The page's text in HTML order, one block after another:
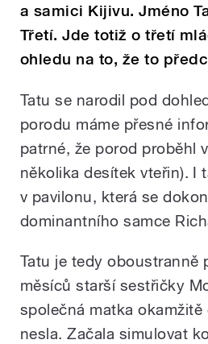
a samici Kijivu. Jméno
Třetí. Jde totiž o třetí
ohledu na to, že to
Tatu se narodil pod
porodu máme přesné
patrné, že porod proběhl
několika desítek vteřin). I
v pavilonu, která se
dominantního samce
Tatu je tedy oboustranně
měsíců starší sestřičky
společná matka
nesla. Začala simulovat